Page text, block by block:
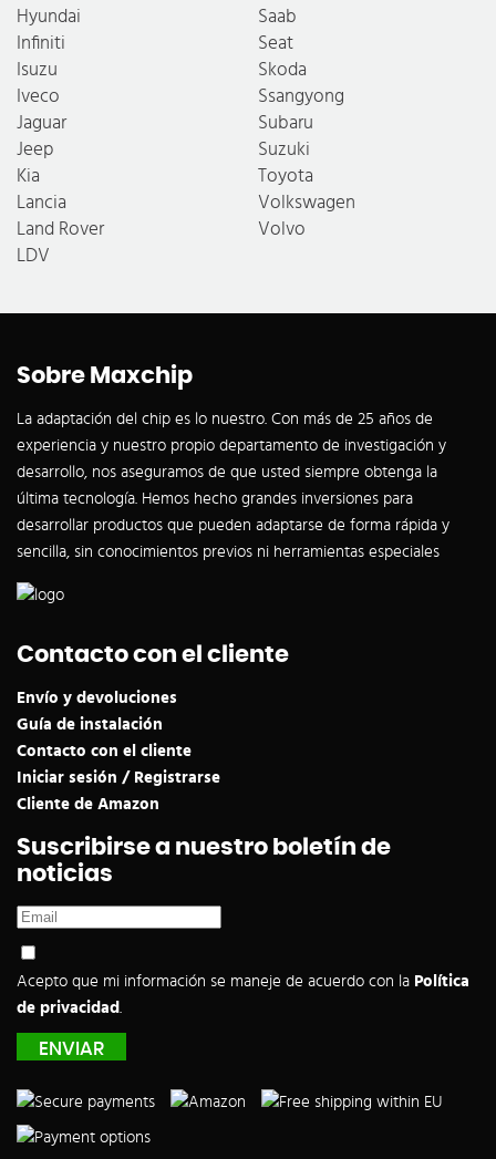
Hyundai
Infiniti
Isuzu
Iveco
Jaguar
Jeep
Kia
Lancia
Land Rover
LDV
Saab
Seat
Skoda
Ssangyong
Subaru
Suzuki
Toyota
Volkswagen
Volvo
Sobre Maxchip
La adaptación del chip es lo nuestro. Con más de 25 años de
experiencia y nuestro propio departamento de investigación y
desarrollo, nos aseguramos de que usted siempre obtenga la
última tecnología. Hemos hecho grandes inversiones para
desarrollar productos que pueden adaptarse de forma rápida y
sencilla, sin conocimientos previos ni herramientas especiales
Contacto con el cliente
Envío y devoluciones
Guía de instalación
Contacto con el cliente
Iniciar sesión / Registrarse
Cliente de Amazon
Suscribirse a nuestro boletín de
noticias
Acepto que mi información se maneje de acuerdo con la Política
de privacidad.